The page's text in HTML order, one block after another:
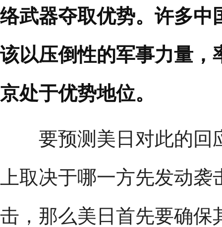
络武器夺取优势。许多中
该以压倒性的军事力量，
京处于优势地位。
要预测美日对此的回
上取决于哪一方先发动
击，那么美日首先要确保